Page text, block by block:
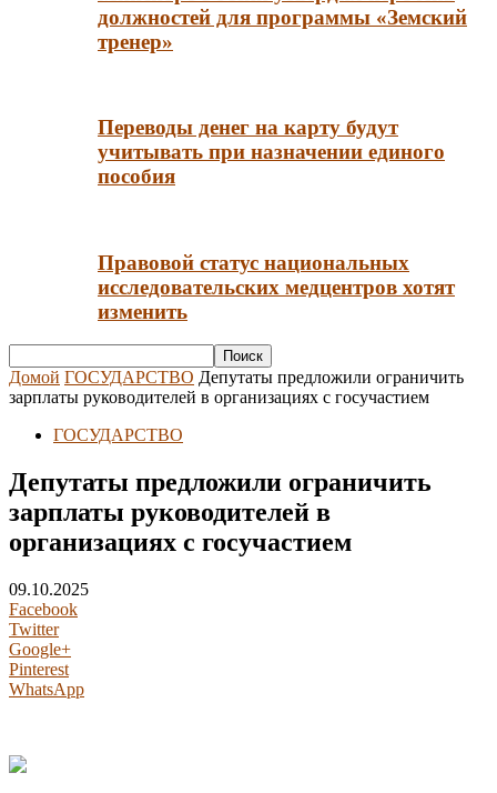
должностей для программы «Земский
тренер»
Переводы денег на карту будут
учитывать при назначении единого
пособия
Правовой статус национальных
исследовательских медцентров хотят
изменить
Домой ГОСУДАРСТВО Депутаты предложили ограничить
зарплаты руководителей в организациях с госучастием
ГОСУДАРСТВО
Депутаты предложили ограничить
зарплаты руководителей в
организациях с госучастием
09.10.2025
Facebook
Twitter
Google+
Pinterest
WhatsApp